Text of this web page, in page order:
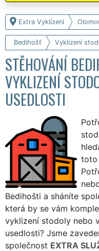
Extra Vyklízení
Bedihošť Vyklízení
STĚHOVÁNÍ
VYKLIZENÍ
USEDLOSTI
toto
Bedihošti a sháníte
která by se vám
vyklizení stodoly nebo
usedlosti? Jsme
společnost EXTRA